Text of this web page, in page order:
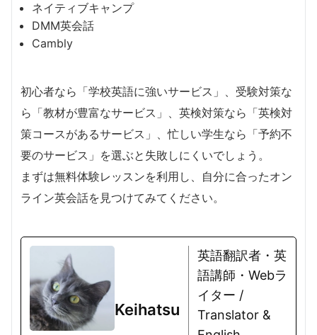
ネイティブキャンプ
DMM英会話
Cambly
初心者なら「学校英語に強いサービス」、受験対策な
ら「教材が豊富なサービス」、英検対策なら「英検対
策コースがあるサービス」、忙しい学生なら「予約不
要のサービス」を選ぶと失敗しにくいでしょう。
まずは無料体験レッスンを利用し、自分に合ったオン
ライン英会話を見つけてみてください。
Keihatsu
英語翻訳者・英
語講師・Webラ
イター /
Translator &